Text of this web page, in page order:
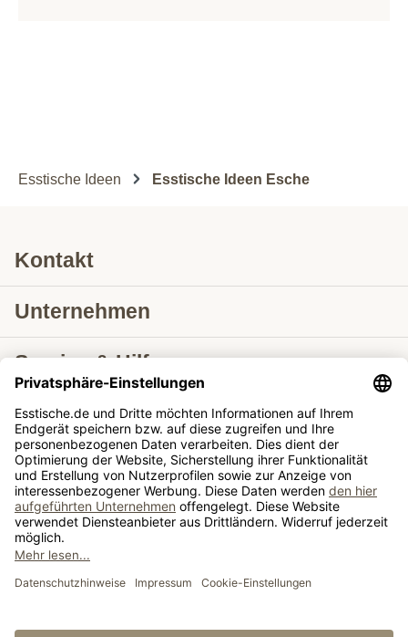
Esstische Ideen Esstische Ideen Esche
Kontakt
Unternehmen
Service & Hilfe
Lieferung nach
Tische ausziehbar
Tische